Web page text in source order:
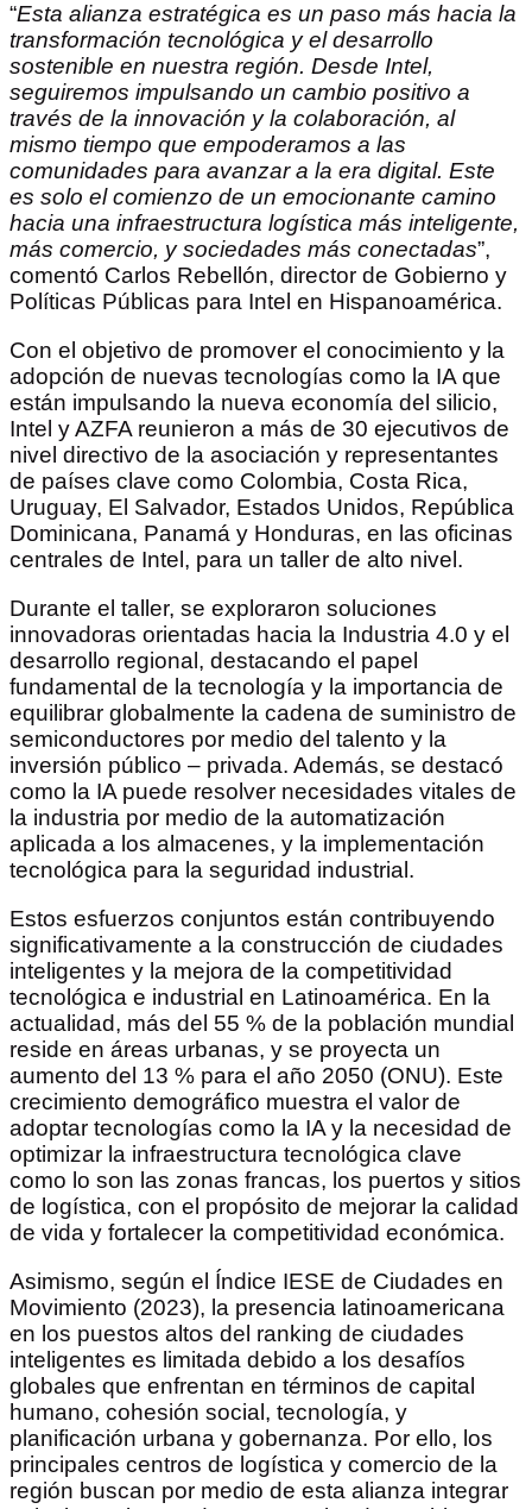
“Esta alianza estratégica es un paso más hacia la
transformación tecnológica y el desarrollo
sostenible en nuestra región. Desde Intel,
seguiremos impulsando un cambio positivo a
través de la innovación y la colaboración, al
mismo tiempo que empoderamos a las
comunidades para avanzar a la era digital. Este
es solo el comienzo de un emocionante camino
hacia una infraestructura logística más inteligente,
más comercio, y sociedades más conectadas”,
comentó Carlos Rebellón, director de Gobierno y
Políticas Públicas para Intel en Hispanoamérica.
Con el objetivo de promover el conocimiento y la
adopción de nuevas tecnologías como la IA que
están impulsando la nueva economía del silicio,
Intel y AZFA reunieron a más de 30 ejecutivos de
nivel directivo de la asociación y representantes
de países clave como Colombia, Costa Rica,
Uruguay, El Salvador, Estados Unidos, República
Dominicana, Panamá y Honduras, en las oficinas
centrales de Intel, para un taller de alto nivel.
Durante el taller, se exploraron soluciones
innovadoras orientadas hacia la Industria 4.0 y el
desarrollo regional, destacando el papel
fundamental de la tecnología y la importancia de
equilibrar globalmente la cadena de suministro de
semiconductores por medio del talento y la
inversión público – privada. Además, se destacó
como la IA puede resolver necesidades vitales de
la industria por medio de la automatización
aplicada a los almacenes, y la implementación
tecnológica para la seguridad industrial.
Estos esfuerzos conjuntos están contribuyendo
significativamente a la construcción de ciudades
inteligentes y la mejora de la competitividad
tecnológica e industrial en Latinoamérica. En la
actualidad, más del 55 % de la población mundial
reside en áreas urbanas, y se proyecta un
aumento del 13 % para el año 2050 (ONU). Este
crecimiento demográfico muestra el valor de
adoptar tecnologías como la IA y la necesidad de
optimizar la infraestructura tecnológica clave
como lo son las zonas francas, los puertos y sitios
de logística, con el propósito de mejorar la calidad
de vida y fortalecer la competitividad económica.
Asimismo, según el Índice IESE de Ciudades en
Movimiento (2023), la presencia latinoamericana
en los puestos altos del ranking de ciudades
inteligentes es limitada debido a los desafíos
globales que enfrentan en términos de capital
humano, cohesión social, tecnología, y
planificación urbana y gobernanza. Por ello, los
principales centros de logística y comercio de la
región buscan por medio de esta alianza integrar